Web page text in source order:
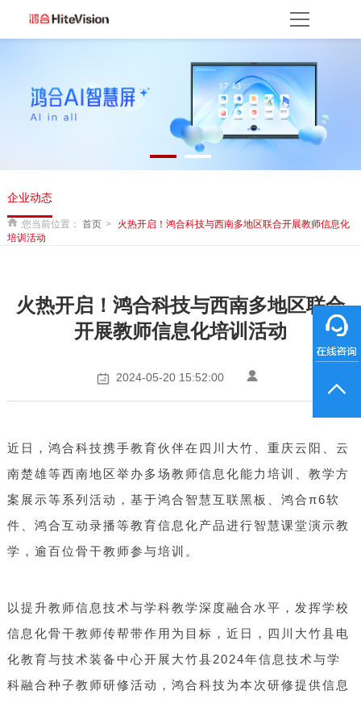
产品方案
关于鸿合
企业动态
联系我们
监督举报
鸿合海外
企业动态
您当前位置： 首页
火热开启！鸿合科技与西南多地区联合开展教师信息化
培训活动
火热开启！鸿合科技与西南多地区联合
开展教师信息化培训活动
2024-05-20 15:52:00
近日，鸿合科技携手教育伙伴在四川大竹、重庆云阳、云
南楚雄等西南地区举办多场教师信息化能力培训、教学方
案展示等系列活动，基于鸿合智慧互联黑板、鸿合π6软
件、鸿合互动录播等教育信息化产品进行智慧课堂演示教
学，逾百位骨干教师参与培训。
以提升教师信息技术与学科教学深度融合水平，发挥学校
信息化骨干教师传帮带作用为目标，近日，四川大竹县电
化教育与技术装备中心开展大竹县2024年信息技术与学
科融合种子教师研修活动，鸿合科技为本次研修提供信息